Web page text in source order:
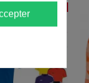
-40%